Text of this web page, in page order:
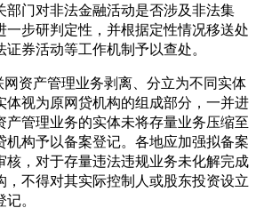
部门对非法金融活动是否涉及非法集
一步研判定性，并根据定性情况移送处
券活动等工作机制予以查处。
资产管理业务剥离、分立为不同实体
体视为原网贷机构的组成部分，一并进
产管理业务的实体未将存量业务压缩至
机构予以备案登记。各地应加强拟备案
核，对于存量违法违规业务未化解完成
，不得对其实际控制人或股东投资设立
。